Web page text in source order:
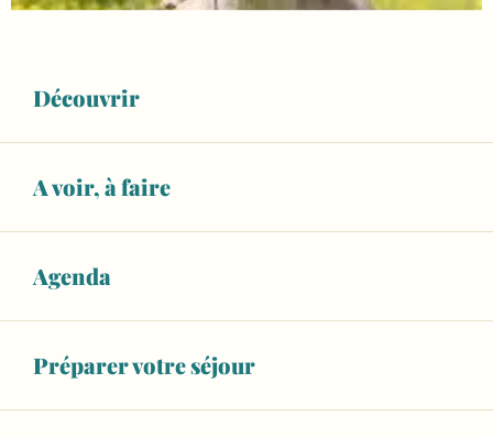
Découvrir
A voir, à faire
Agenda
Préparer votre séjour
Ouverture et coordonnées